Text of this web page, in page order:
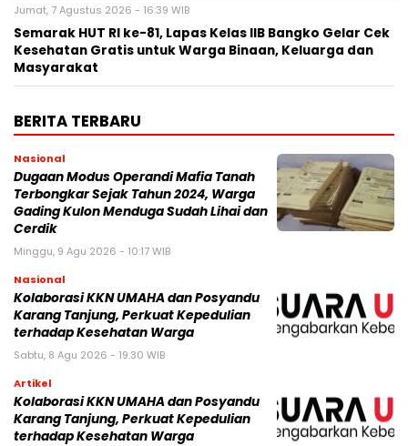
Jumat, 7 Agustus 2026 - 16:39 WIB
Semarak HUT RI ke-81, Lapas Kelas IIB Bangko Gelar Cek
Kesehatan Gratis untuk Warga Binaan, Keluarga dan
Masyarakat
BERITA TERBARU
Nasional
Dugaan Modus Operandi Mafia Tanah
Terbongkar Sejak Tahun 2024, Warga
Gading Kulon Menduga Sudah Lihai dan
Cerdik
Minggu, 9 Agu 2026 - 10:17 WIB
Nasional
Kolaborasi KKN UMAHA dan Posyandu
Karang Tanjung, Perkuat Kepedulian
terhadap Kesehatan Warga
Sabtu, 8 Agu 2026 - 19:30 WIB
Artikel
Kolaborasi KKN UMAHA dan Posyandu
Karang Tanjung, Perkuat Kepedulian
terhadap Kesehatan Warga